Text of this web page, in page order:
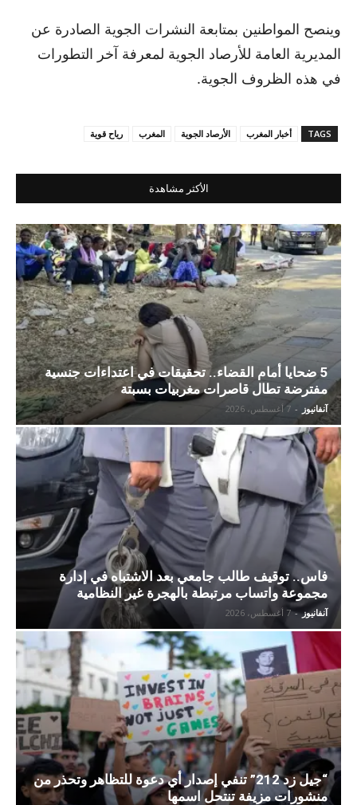
وينصح المواطنين بمتابعة النشرات الجوية الصادرة عن
المديرية العامة للأرصاد الجوية لمعرفة آخر التطورات
في هذه الظروف الجوية.
TAGS أخبار المغرب الأرصاد الجوية المغرب رياح قوية
الأكثر مشاهدة
5 ضحايا أمام القضاء.. تحقيقات في اعتداءات جنسية
مفترضة تطال قاصرات مغربيات بسبتة
آنفانيوز - 7 أغسطس، 2026
فاس.. توقيف طالب جامعي بعد الاشتباه في إدارة
مجموعة واتساب مرتبطة بالهجرة غير النظامية
آنفانيوز - 7 أغسطس، 2026
“جيل زد 212” تنفي إصدار أي دعوة للتظاهر وتحذر من
منشورات مزيفة تنتحل اسمها